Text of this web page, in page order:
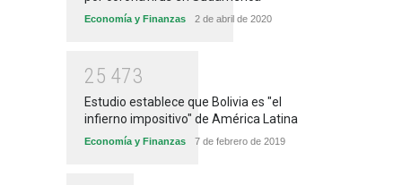
Economía y Finanzas 2 de abril de 2020
25 473
Estudio establece que Bolivia es "el
infierno impositivo" de América Latina
Economía y Finanzas 7 de febrero de 2019